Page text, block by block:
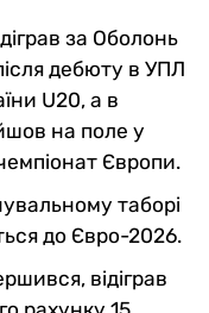
за Оболонь
дебюту в УПЛ
U20, а в
на поле у
чемпіонат Європи.
таборі
до Євро-2026.
відіграв